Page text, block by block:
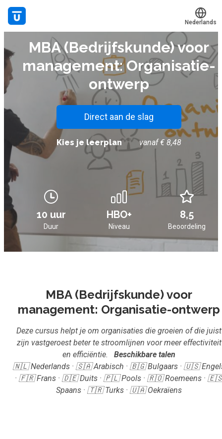
Mijn leerplek
Alle onderwerpen
Live hulp
Experts
Voucher verzilveren
Account en hulp
Meer
Inloggen
Translate
Nederlands
MBA (Bedrijfskunde) voor
management: Organisatie-
ontwerp
Direct aan de slag
Kies je leerplan vanaf € 8,48
10 uur HBO+ 8,5
Duur Niveau Beoordeling
MBA (Bedrijfskunde) voor
management: Organisatie-ontwerp
Deze cursus helpt je om organisaties die groeien of die juist
zijn vastgeroest beter te stroomlijnen voor meer effectiviteit
en efficiëntie. Beschikbare talen
🇳🇱 Nederlands · 🇸🇦 Arabisch · 🇧🇬 Bulgaars · 🇺🇸
· 🇫🇷 Frans · 🇩🇪 Duits · 🇵🇱 Pools · 🇷🇴 Roemeens ·
Spaans · 🇹🇷 Turks · 🇺🇦 Oekraïens